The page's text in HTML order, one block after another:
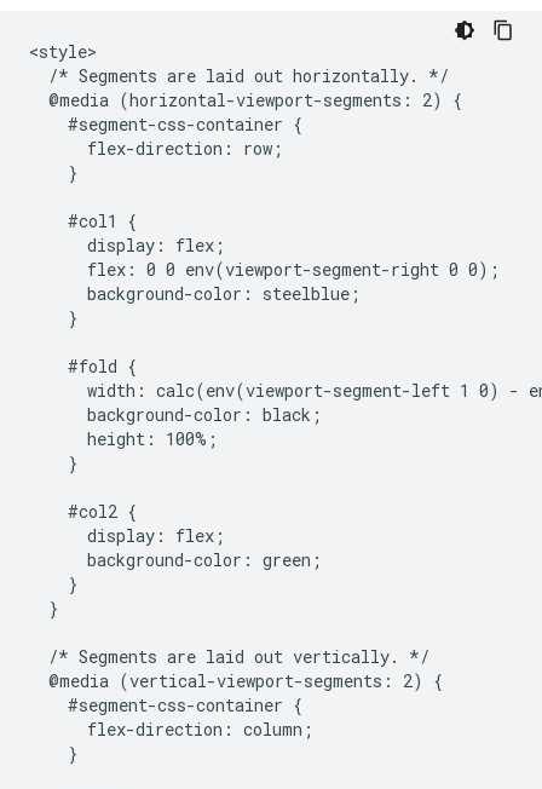
<style>
  /* Segments are laid out horizontally. */
  @media (horizontal-viewport-segments: 2) {
    #segment-css-container {
      flex-direction: row;
    }
    #col1 {
      display: flex;
      flex: 0 0 env(viewport-segment-right 0 0);
      background-color: steelblue;
    }
    #fold {
width: calc(env(viewport-segment-left 1 0) -
      background-color: black;
      height: 100%;
    }
    #col2 {
      display: flex;
      background-color: green;
    }
  }
  /* Segments are laid out vertically. */
  @media (vertical-viewport-segments: 2) {
    #segment-css-container {
      flex-direction: column;
    }